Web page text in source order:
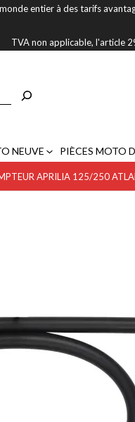
entier à des tarifs
TVA non applicable, l'article
NEUVE PIÈCES MOTO
APRILIA 125/250